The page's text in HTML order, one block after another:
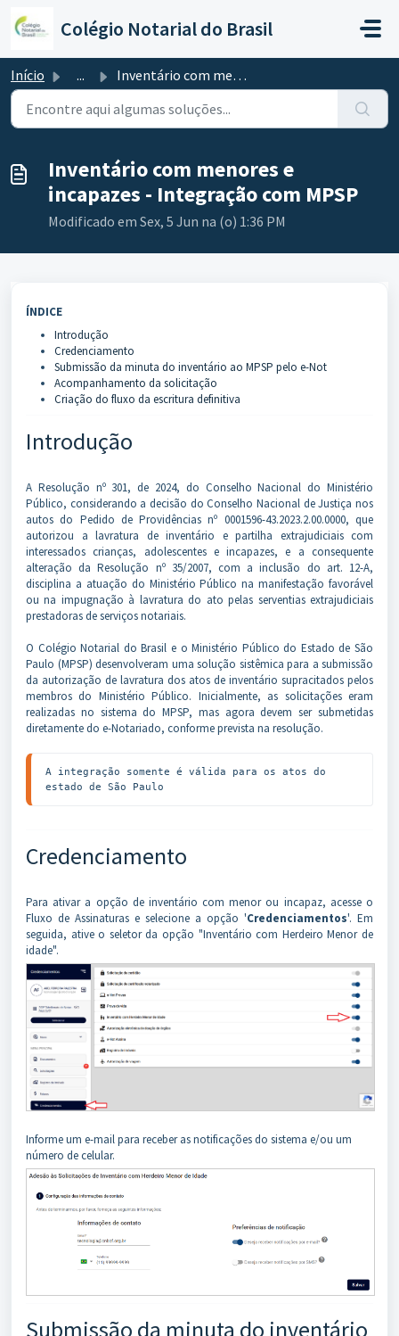
Colégio Notarial do Brasil
Início ... Inventário com menores e incapazes - Integração com MPSP
Inventário com menores e
incapazes - Integração com MPSP
Modificado em Sex, 5 Jun na (o) 1:36 PM
ÍNDICE
Introdução
Credenciamento
Submissão da minuta do inventário ao MPSP pelo e-Not
Acompanhamento da solicitação
Criação do fluxo da escritura definitiva
Introdução
A Resolução nº 301, de 2024, do Conselho Nacional do Ministério
Público, considerando a decisão do Conselho Nacional de Justiça nos
autos do Pedido de Providências nº 0001596-43.2023.2.00.0000, que
autorizou a lavratura de inventário e partilha extrajudiciais com
interessados crianças, adolescentes e incapazes, e a consequente
alteração da Resolução nº 35/2007, com a inclusão do art. 12-A,
disciplina a atuação do Ministério Público na manifestação favorável
ou na impugnação à lavratura do ato pelas serventias extrajudiciais
prestadoras de serviços notariais.
O Colégio Notarial do Brasil e o Ministério Público do Estado de São
Paulo (MPSP) desenvolveram uma solução sistêmica para a submissão
da autorização de lavratura dos atos de inventário supracitados pelos
membros do Ministério Público. Inicialmente, as solicitações eram
realizadas no sistema do MPSP, mas agora devem ser submetidas
diretamente do e-Notariado, conforme prevista na resolução.
A integração somente é válida para os atos do
estado de São Paulo
Credenciamento
Para ativar a opção de inventário com menor ou incapaz, acesse o
Fluxo de Assinaturas e selecione a opção 'Credenciamentos'. Em
seguida, ative o seletor da opção "Inventário com Herdeiro Menor de
idade".
Informe um e-mail para receber as notificações do sistema e/ou um
número de celular.
Submissão da minuta do inventário